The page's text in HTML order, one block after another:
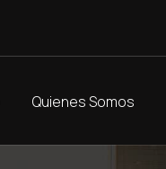
Quienes Somos